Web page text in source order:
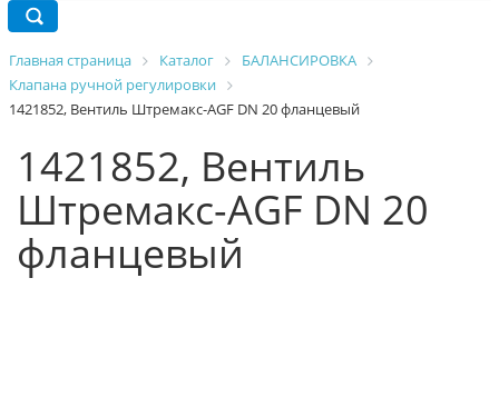
Главная страница Каталог
БАЛАНСИРОВКА
Клапана ручной регулировки
1421852, Вентиль Штремакс-АGF DN 20 фланцевый
1421852, Вентиль
Штремакс-АGF DN 20
фланцевый